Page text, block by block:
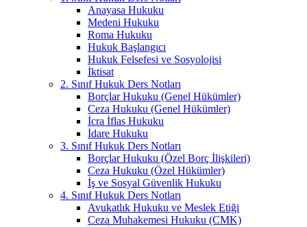
Anayasa Hukuku
Medeni Hukuku
Roma Hukuku
Hukuk Başlangıcı
Hukuk Felsefesi ve Sosyolojisi
İktisat
2. Sınıf Hukuk Ders Notları
Borçlar Hukuku (Genel Hükümler)
Ceza Hukuku (Genel Hükümler)
İcra İflas Hukuku
İdare Hukuku
3. Sınıf Hukuk Ders Notları
Borçlar Hukuku (Özel Borç İlişkileri)
Ceza Hukuku (Özel Hükümler)
İş ve Sosyal Güvenlik Hukuku
4. Sınıf Hukuk Ders Notları
Avukatlık Hukuku ve Meslek Etiği
Ceza Muhakemesi Hukuku (CMK)